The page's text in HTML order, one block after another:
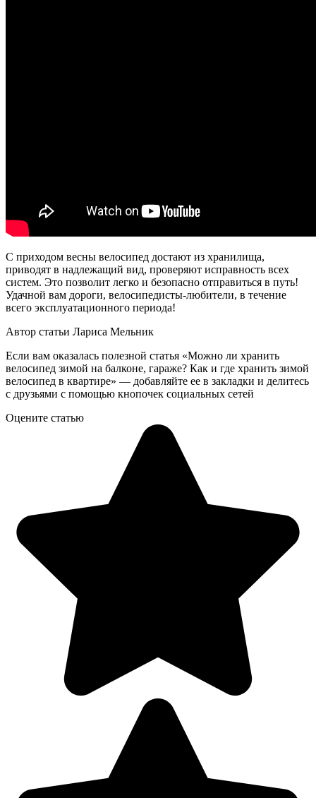
С приходом весны велосипед достают из хранилища,
приводят в надлежащий вид, проверяют исправность всех
систем. Это позволит легко и безопасно отправиться в путь!
Удачной вам дороги, велосипедисты-любители, в течение
всего эксплуатационного периода!
Автор статьи Лариса Мельник
Если вам оказалась полезной статья «Можно ли хранить
велосипед зимой на балконе, гараже? Как и где хранить зимой
велосипед в квартире» — добавляйте ее в закладки и делитесь
с друзьями с помощью кнопочек социальных сетей
Оцените статью